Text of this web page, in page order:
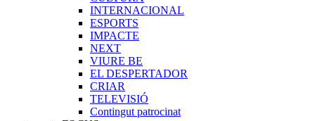
INTERNACIONAL
ESPORTS
IMPACTE
NEXT
VIURE BE
EL DESPERTADOR
CRIAR
TELEVISIÓ
Contingut patrocinat